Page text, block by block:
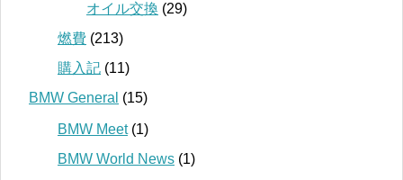
オイル交換 (29)
燃費 (213)
購入記 (11)
BMW General (15)
BMW Meet(1)
BMW World News (1)